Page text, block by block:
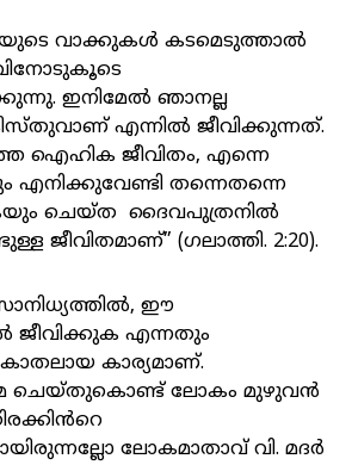
വാക്കുകൾ കടമെടുത്താൽ
ഇനിമേൽ ഞാനല്ല
എന്നിൽ ജീവിക്കുന്നത്.
ഐഹിക ജീവിതം, എന്നെ
തന്നെതന്നെ
ചെയ്ത ദൈവപുത്രനിൽ
ജീവിതമാണ്” (ഗലാത്തി. 2:20).
ഈ
എന്നതും
കാര്യമാണ്.
ചെയ്തുകൊണ്ട് ലോകം മുഴുവൻ
ലോകമാതാവ് വി. മദർ